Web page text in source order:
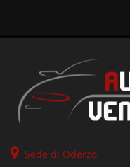
Sede di Oderzo